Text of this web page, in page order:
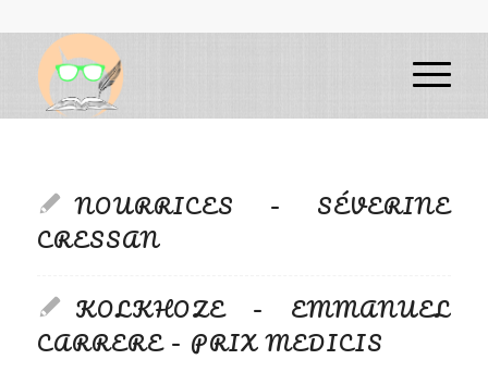
NOURRICES – SÉVERINE
CRESSAN
KOLKHOZE – EMMANUEL
CARRERE – PRIX MEDICIS